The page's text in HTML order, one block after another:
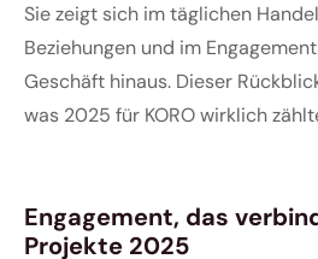
Sie zeigt sich im täglichen
Beziehungen und im
Geschäft hinaus. Dieser
was 2025 für KORO wirklich
Engagement, das
Projekte 2025